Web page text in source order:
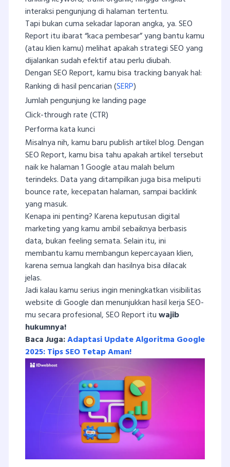
interaksi pengunjung di halaman tertentu.
Tapi bukan cuma sekadar laporan angka, ya. SEO
Report itu ibarat “kaca pembesar” yang bantu kamu
(atau klien kamu) melihat apakah strategi SEO yang
dijalankan sudah efektif atau perlu diubah.
Dengan SEO Report, kamu bisa tracking banyak hal:
Ranking di hasil pencarian (SERP)
Jumlah pengunjung ke landing page
Click-through rate (CTR)
Performa kata kunci
Misalnya nih, kamu baru publish artikel blog. Dengan
SEO Report, kamu bisa tahu apakah artikel tersebut
naik ke halaman 1 Google atau malah belum
terindeks. Data yang ditampilkan juga bisa meliputi
bounce rate, kecepatan halaman, sampai backlink
yang masuk.
Kenapa ini penting? Karena keputusan digital
marketing yang kamu ambil sebaiknya berbasis
data, bukan feeling semata. Selain itu, ini
membantu kamu membangun kepercayaan klien,
karena semua langkah dan hasilnya bisa dilacak
jelas.
Jadi kalau kamu serius ingin meningkatkan visibilitas
website di Google dan menunjukkan hasil kerja SEO-
mu secara profesional, SEO Report ituwajib
hukumnya!
Baca Juga:Adaptasi Update Algoritma Google
2025: Tips SEO Tetap Aman!